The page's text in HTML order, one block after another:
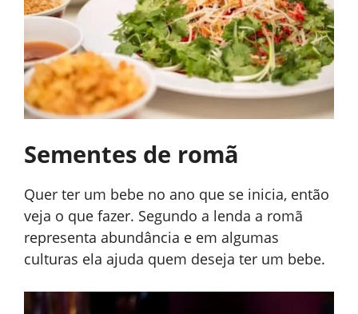
Sementes de romã
Quer ter um bebe no ano que se inicia, então
veja o que fazer. Segundo a lenda a romã
representa abundância e em algumas
culturas ela ajuda quem deseja ter um bebe.